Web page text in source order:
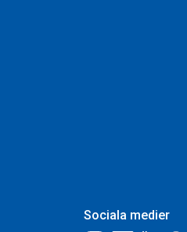
Sociala medier